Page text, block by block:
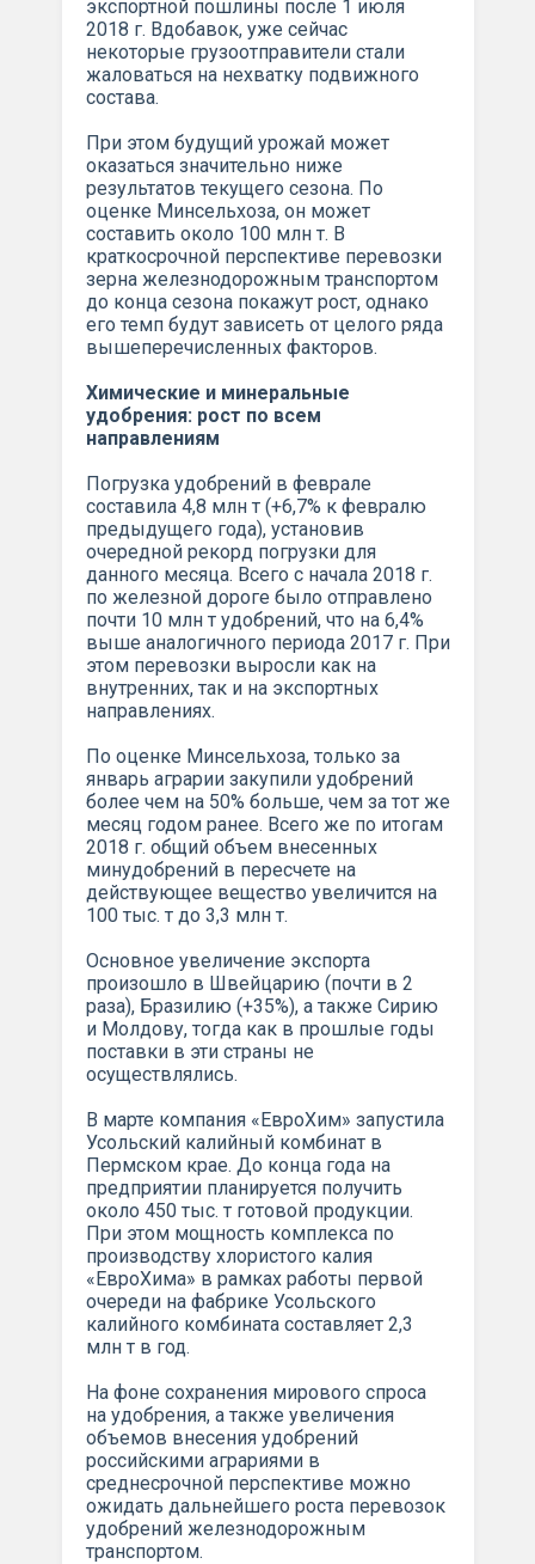
экспортной пошлины после 1 июля
2018 г. Вдобавок, уже сейчас
некоторые грузоотправители стали
жаловаться на нехватку подвижного
состава.
При этом будущий урожай может
оказаться значительно ниже
результатов текущего сезона. По
оценке Минсельхоза, он может
составить около 100 млн т. В
краткосрочной перспективе перевозки
зерна железнодорожным транспортом
до конца сезона покажут рост, однако
его темп будут зависеть от целого ряда
вышеперечисленных факторов.
Химические и минеральные
удобрения: рост по всем
направлениям
Погрузка удобрений в феврале
составила 4,8 млн т (+6,7% к февралю
предыдущего года), установив
очередной рекорд погрузки для
данного месяца. Всего с начала 2018 г.
по железной дороге было отправлено
почти 10 млн т удобрений, что на 6,4%
выше аналогичного периода 2017 г. При
этом перевозки выросли как на
внутренних, так и на экспортных
направлениях.
По оценке Минсельхоза, только за
январь аграрии закупили удобрений
более чем на 50% больше, чем за тот же
месяц годом ранее. Всего же по итогам
2018 г. общий объем внесенных
минудобрений в пересчете на
действующее вещество увеличится на
100 тыс. т до 3,3 млн т.
Основное увеличение экспорта
произошло в Швейцарию (почти в 2
раза), Бразилию (+35%), а также Сирию
и Молдову, тогда как в прошлые годы
поставки в эти страны не
осуществлялись.
В марте компания «ЕвроХим» запустила
Усольский калийный комбинат в
Пермском крае. До конца года на
предприятии планируется получить
около 450 тыс. т готовой продукции.
При этом мощность комплекса по
производству хлористого калия
«ЕвроХима» в рамках работы первой
очереди на фабрике Усольского
калийного комбината составляет 2,3
млн т в год.
На фоне сохранения мирового спроса
на удобрения, а также увеличения
объемов внесения удобрений
российскими аграриями в
среднесрочной перспективе можно
ожидать дальнейшего роста перевозок
удобрений железнодорожным
транспортом.